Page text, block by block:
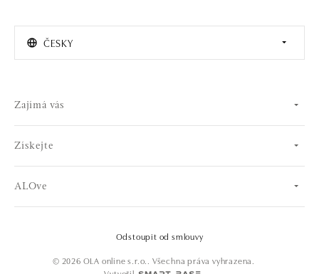
ČESKY
Zajímá vás
Získejte
ALOve
© 2026 OLA online s.r.o.. Všechna práva vyhrazena.
Odstoupit od smlouvy